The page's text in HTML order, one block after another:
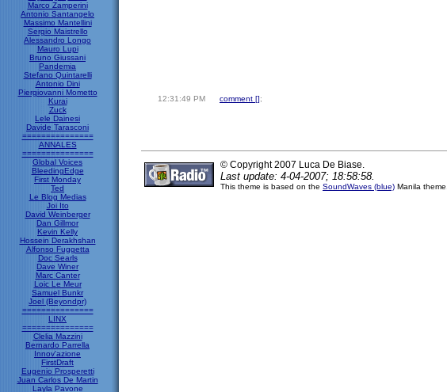
Marco Zamperini
Antonio Santangelo
Massimo Mantellini
Sergio Maistrello
Alessandro Longo
Mauro Lupi
Bruno Giussani
Pandemia
Stefano Quintarelli
Antonio Dini
Piergiovanni Mometto
Kurai
Zuck
Lele Dainesi
Davide Tarasconi
===============
ANNALES
===============
Global Voices
BleedingEdge
First Monday
Ted
Le Blog Medias
Joi Ito
David Weinberger
Dan Gillmor
Kevin Kelly
Hossein Derakhshan
Alfonso Fuggetta
Doc Searls
Dave Winer
Marc Canter
Loic Le Meur
Samuel Bunkr
Joel (Beyondpr)
===============
LINX
===============
Clelia Mazzini
Bernardo Parrella
Innov'azione
FirstDraft
Eugenio Prosperetti
Juan Carlos De Martin
Layla Pavone
12:31:49 PM comment [];
© Copyright 2007 Luca De Biase.
Last update: 4-04-2007; 18:58:58.
This theme is based on the SoundWaves (blue) Manila theme.